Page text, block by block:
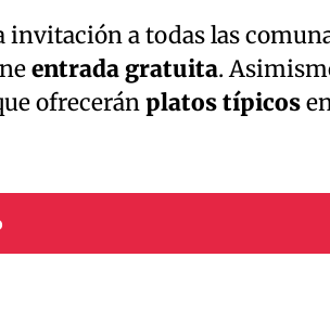
invitación a todas las
entrada gratuita.
ofreceránplatos típicos